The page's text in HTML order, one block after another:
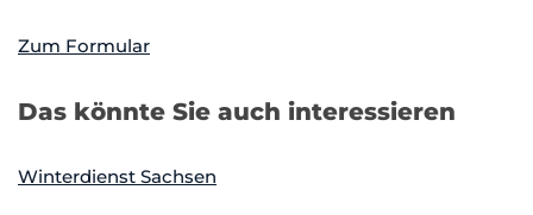
Zum Formular
Das könnte Sie auch interessieren
Winterdienst Sachsen